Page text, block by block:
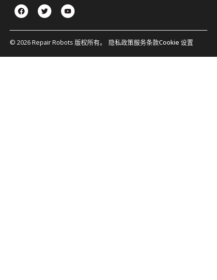
© 2026 Repair Robots 版权所有。 隐私政策服务条款Cookie 设置